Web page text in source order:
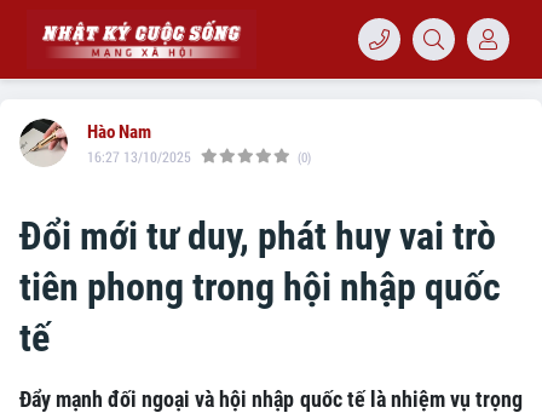
Đổi mới tư duy, phát huy vai trò
tiên phong trong hội nhập quốc
tế
Hào Nam
16:27 13/10/2025 (0)
Đẩy mạnh đối ngoại và hội nhập quốc tế là nhiệm vụ trọng